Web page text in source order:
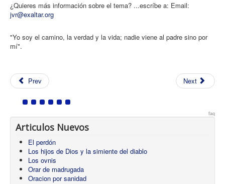
¿Quieres más información sobre el tema? ...escríbe a: Email:
jvr@exaltar.org
"Yo soy el camino, la verdad y la vida; nadie viene al padre sino por
mí".
Prev Next
faq
Articulos Nuevos
El perdón
Los hijos de Dios y la simiente del diablo
Los ovnis
Orar de madrugada
Oracion por sanidad